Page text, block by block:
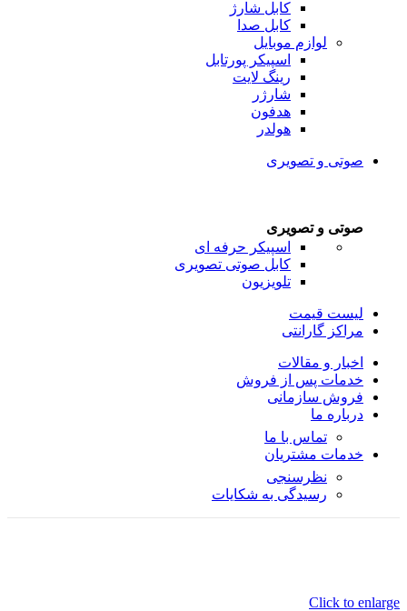
کابل شارژ
کابل صدا
لوازم موبایل
اسپیکر پورتابل
رینگ لایت
شارژر
هدفون
هولدر
صوتی و تصویری
صوتی و تصویری
اسپیکر حرفه ای
کابل صوتی تصویری
تلویزیون
لیست قیمت
مراکز گارانتی
اخبار و مقالات
خدمات پس از فروش
فروش سازمانی
درباره ما
تماس با ما
خدمات مشتریان
نظرسنجی
رسیدگی به شکایات
Click to enlarge